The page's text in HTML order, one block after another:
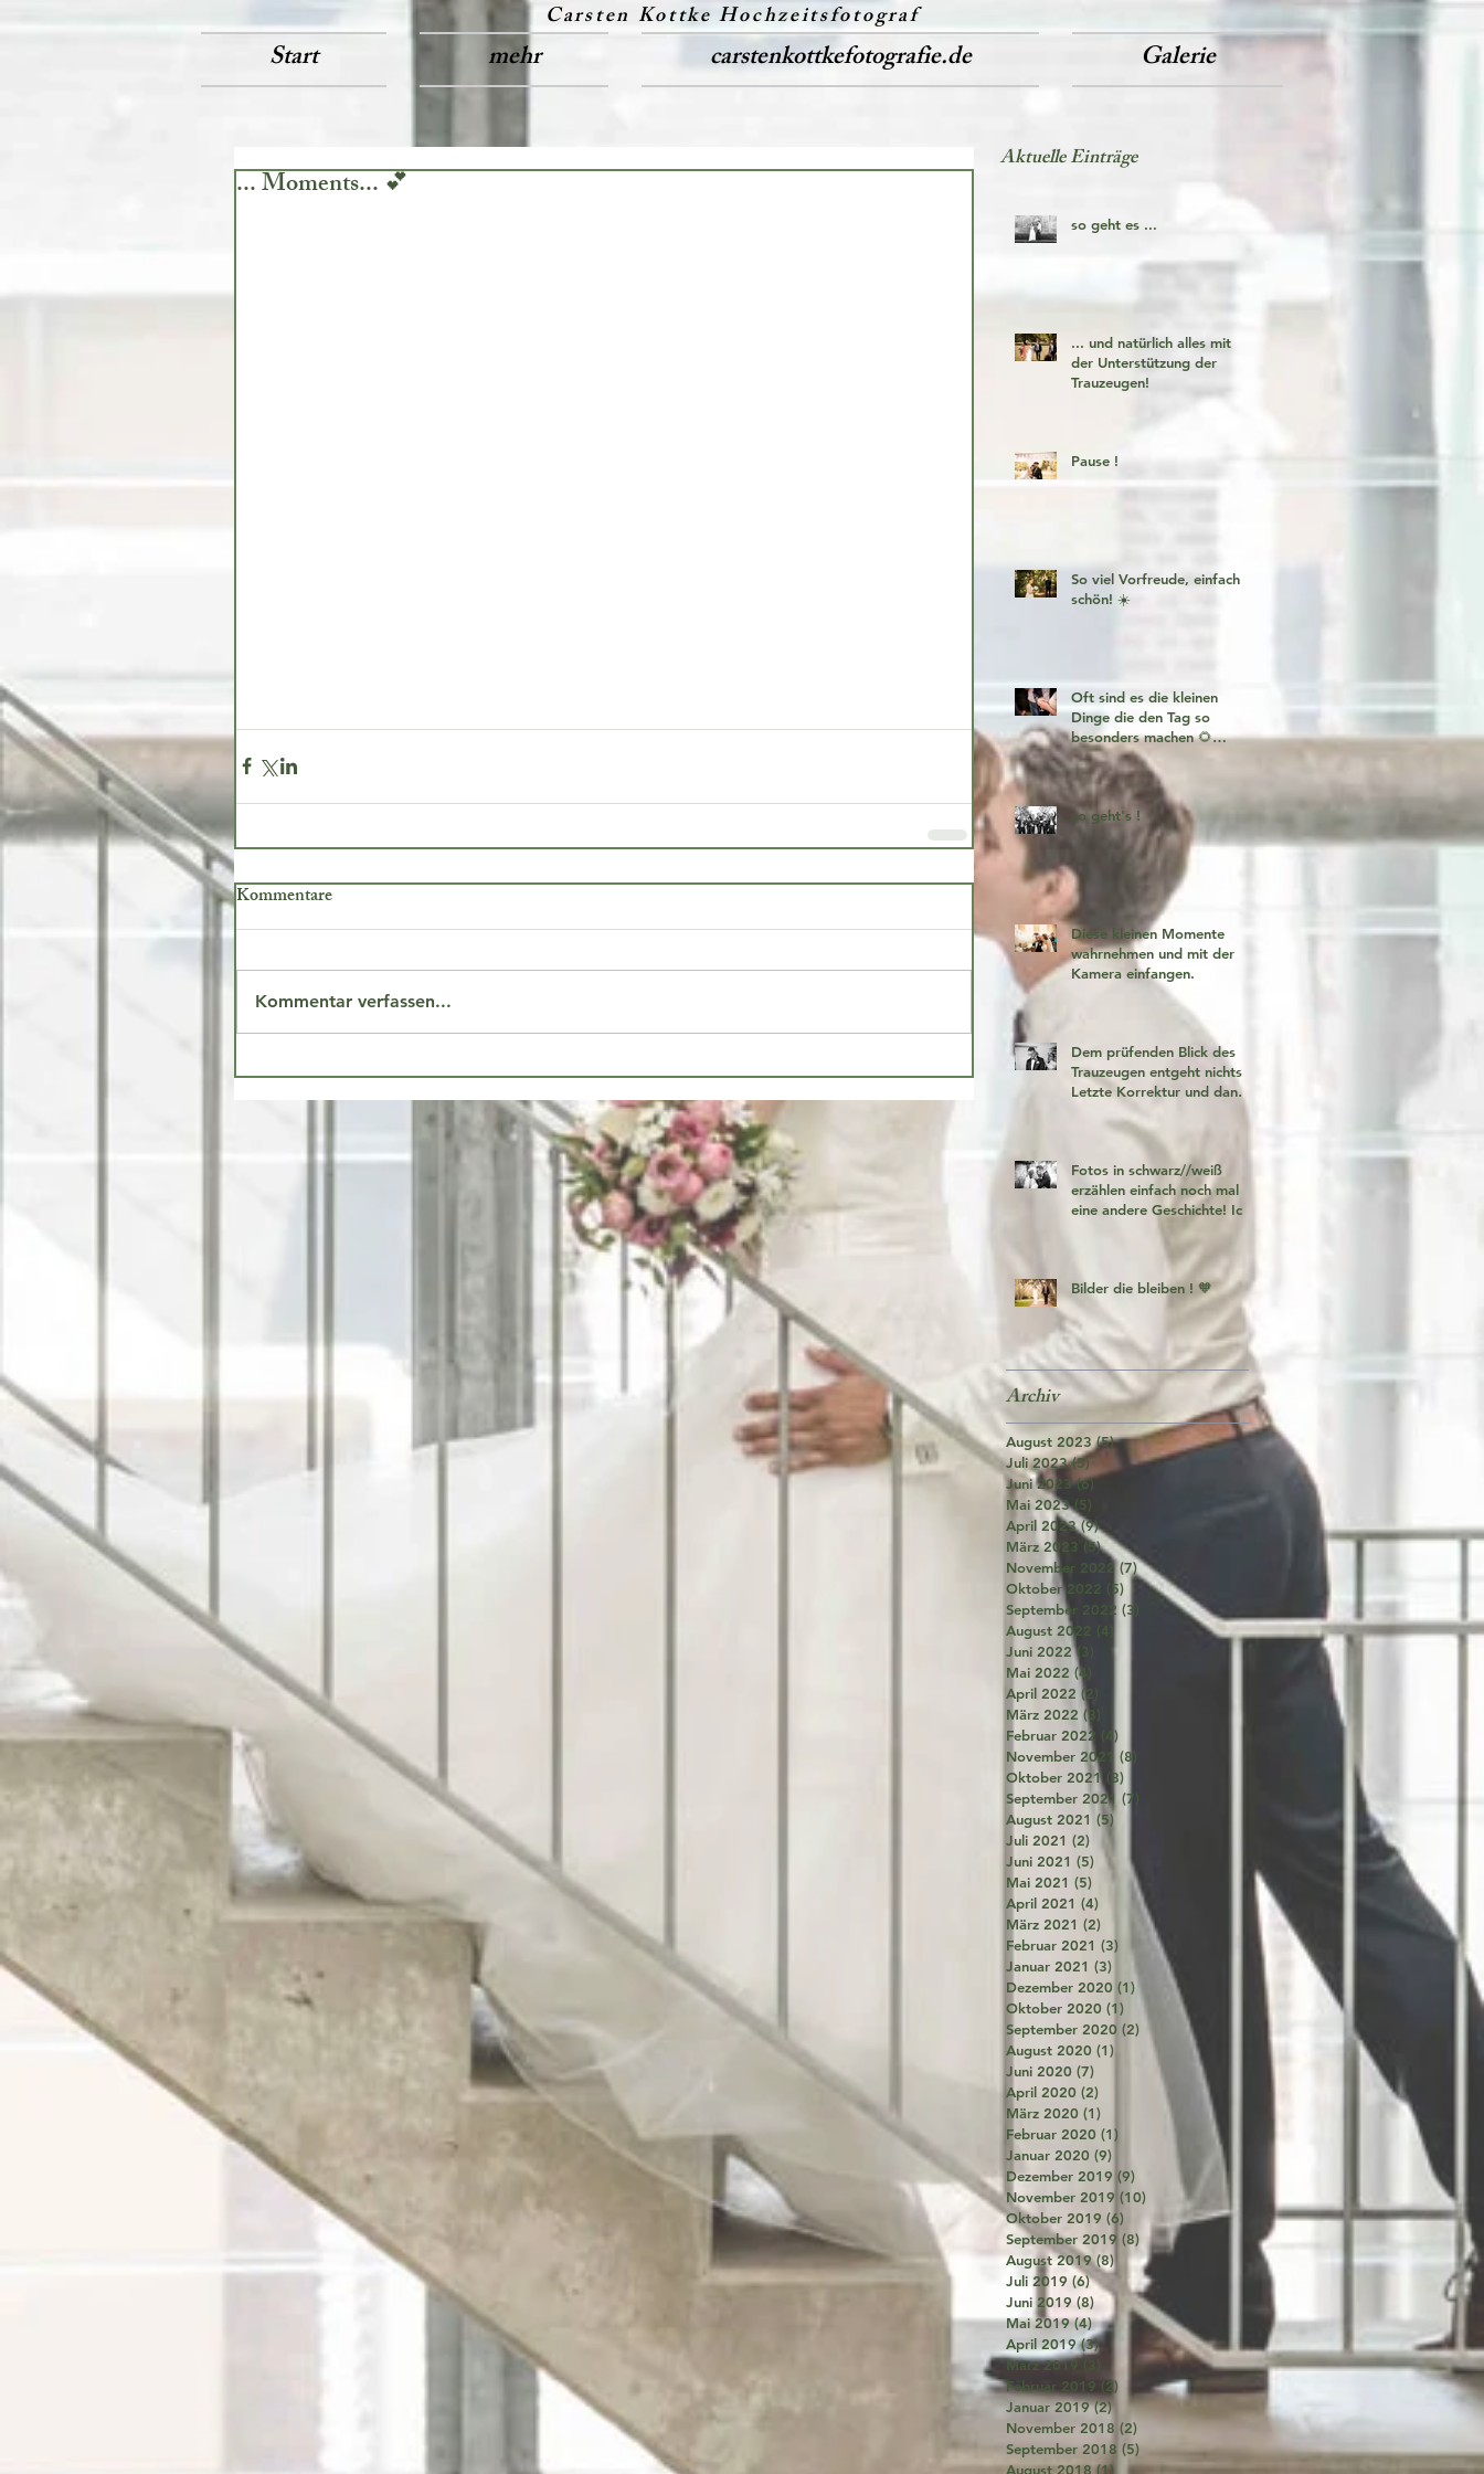
Carsten Kottke Hochzeitsfotograf
Start mehr carstenkottkefotografie.de Galerie
... Moments... 💕
Kommentare
Kommentar verfassen...
Aktuelle Einträge
so geht es ...
... und natürlich alles mit
der Unterstützung der
Trauzeugen!
Pause !
So viel Vorfreude, einfach
schön! ☀️
Oft sind es die kleinen
Dinge die den Tag so
besonders machen 🌻
Fotogeschichten zum
verlieben 🧡
so geht's !
Diese kleinen Momente
wahrnehmen und mit der
Kamera einfangen.
Dem prüfenden Blick des
Trauzeugen entgeht nichts!
Letzte Korrektur und dann
geht es los!
Fotos in schwarz//weiß
erzählen einfach noch mal
eine andere Geschichte! Ich
Bilder die bleiben ! 🧡
Archiv
August 2023 (5)5 Beiträge
Juli 2023 (5)5 Beiträge
Juni 2023 (6)6 Beiträge
Mai 2023 (5)
April 2023 (9)9 Beiträge
März 2023 (5)5 Beiträge
November 2022 (7)7 Beiträge
Oktober 2022 (5) 5 Beiträge
September 2022 (3)
3 Beiträge
August 2022 (4)
Juni 2022 (3)
Mai 2022 (4)
April 2022 (2)
März 2022 (3)
Februar 2022 (4)
November 2021 (8)
Oktober 2021 (8)
September 2021 (7)
August 2021 (5)
Juli 2021 (2) 2 Beiträge
Juni 2021 (5) 5 Beiträge
Mai 2021 (5) 5 Beiträge
April 2021 (4) 4 Beiträge
März 2021 (2) 2 Beiträge
Februar 2021 (3) 3 Beiträge
Januar 2021 (3) 3 Beiträge
Dezember 2020 (1)1 Beitrag
Oktober 2020 (1) 1 Beitrag
September 2020 (2) 2 Beiträge
August 2020 (1) 1 Beitrag
Juni 2020 (7) 7 Beiträge
April 2020 (2) 2 Beiträge
März 2020 (1)
Februar 2020 (1)
Januar 2020 (9)
Dezember 2019 (9)
November 2019 (10) 10 Beiträge
Oktober 2019 (6) 6 Beiträge
September 2019 (8) 8 Beiträge
August 2019 (8) 8 Beiträge
Juli 2019 (6)6 Beiträge
Juni 2019 (8)8 Beiträge
Mai 2019 (4)4 Beiträge
April 2019 (3)3 Beiträge
März 2019 (3) 3 Beiträge
Februar 2019 (2) 2 Beiträge
Januar 2019 (2)2 Beiträge
November 2018 (2)
September 2018 (5) 5 Beiträge
August 2018 (1) 1 Beitrag